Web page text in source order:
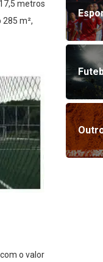
metros
m²,
o valor